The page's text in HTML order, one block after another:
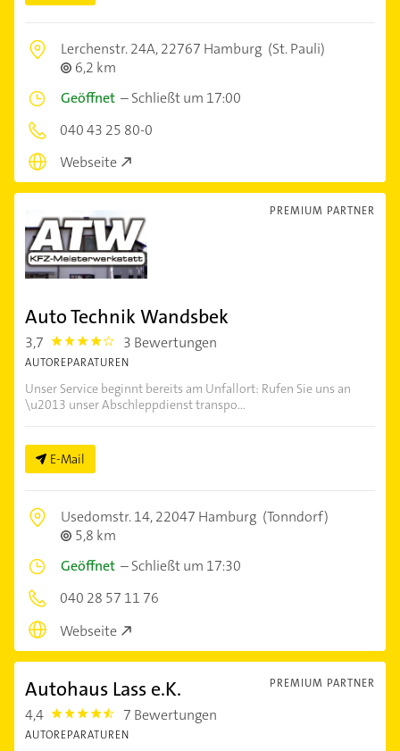
Lerchenstr. 24A,22767 Hamburg (St. Pauli)
6,2 km
Geöffnet –Schließt um 17:00
040 43 25 80-0
Webseite
PREMIUM PARTNER
Auto Technik Wandsbek
3,7 3.7 3 Bewertungen
AUTOREPARATUREN
Unser Service beginnt bereits am Unfallort: Rufen Sie uns an
\u2013 unser Abschleppdienst transpo...
E-Mail
Usedomstr. 14,22047 Hamburg (Tonndorf)
5,8 km
Geöffnet –Schließt um 17:30
040 28 57 11 76
Webseite
PREMIUM PARTNER
Autohaus Lass e.K.
4,4 4.4 7 Bewertungen
AUTOREPARATUREN